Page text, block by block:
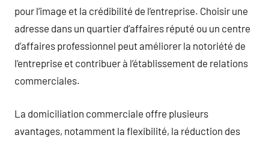
pour l’image et la crédibilité de l’entreprise. Choisir une
adresse dans un quartier d’affaires réputé ou un centre
d’affaires professionnel peut améliorer la notoriété de
l’entreprise et contribuer à l’établissement de relations
commerciales.
La domiciliation commerciale offre plusieurs
avantages, notamment la flexibilité, la réduction des